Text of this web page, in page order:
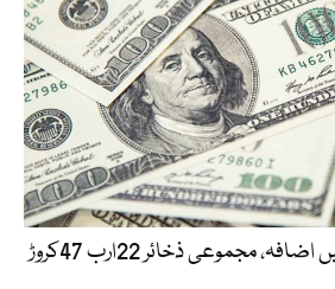
ملکی زرمبادلہ ذخائر میں اضافہ، مجموعی ذخائر 22ارب 47کروڑ